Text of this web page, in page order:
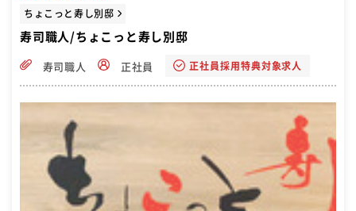
ちょこっと寿し別邸
寿司職人/ちょこっと寿し別邸
寿司職人 正社員 正社員採用特典対象求人